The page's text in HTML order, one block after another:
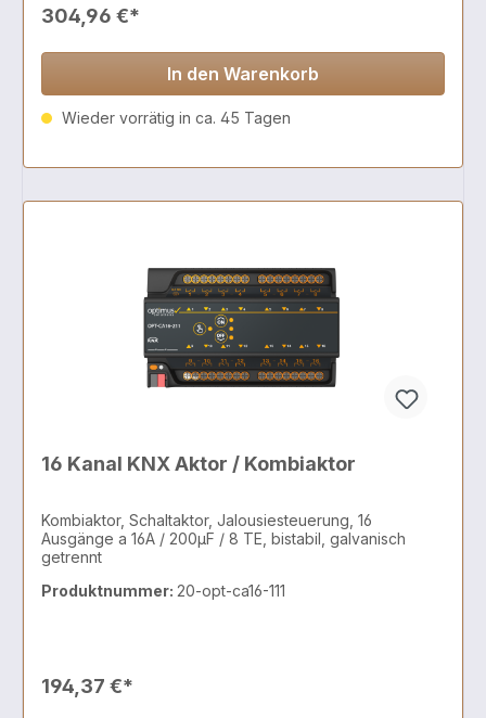
304,96 €*
In den Warenkorb
Wieder vorrätig in ca. 45 Tagen
16 Kanal KNX Aktor / Kombiaktor
Kombiaktor, Schaltaktor, Jalousiesteuerung, 16
Ausgänge a 16A / 200µF / 8 TE, bistabil, galvanisch
getrennt
Produktnummer: 20-opt-ca16-111
194,37 €*